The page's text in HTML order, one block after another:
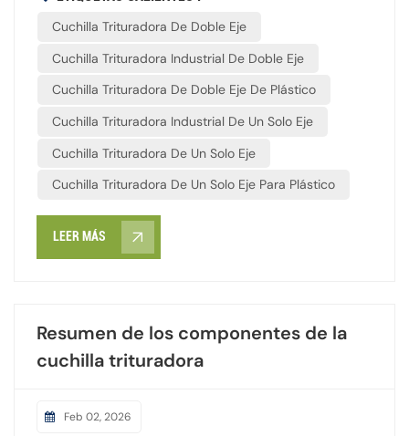
neumático, se necesita una configuración de múltiples
ganchos para convertirlo en virutas de caucho
manejables. Adaptar el perfil de la cuchilla a las
propiedades físicas específicas de los residuos es la
única manera de maximizar la eficiencia y minimizar el
consumo de energía.
desgarro, que puede romper fácilmente metal, plástico,
caucho, madera, etc.El cuchillas trituradoras Están
resistencia o materiales especiales tratados
térmicamente, con alta dureza, y poseen buena
fácilmente.
Cuchilla Trituradora De Doble Eje
Cuchilla Trituradora Industrial De Doble Eje
Cuchilla Trituradora De Doble Eje De Plástico
Cuchilla Trituradora Industrial De Un Solo Eje
Cuchilla Trituradora De Un Solo Eje
Cuchilla Trituradora De Un Solo Eje Para Plástico
LEER MÁS
Resumen de los componentes de la
cuchilla trituradora
Feb 02, 2026